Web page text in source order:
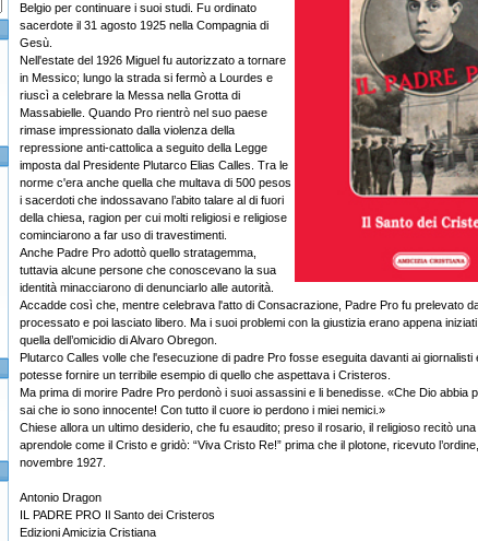
Belgio per continuare i suoi studi. Fu ordinato
sacerdote il 31 agosto 1925 nella Compagnia di
Gesù.
Nell'estate del 1926 Miguel fu autorizzato a tornare
in Messico; lungo la strada si fermò a Lourdes e
riuscì a celebrare la Messa nella Grotta di
Massabielle. Quando Pro rientrò nel suo paese
rimase impressionato dalla violenza della
repressione anti-cattolica a seguito della Legge
imposta dal Presidente Plutarco Elias Calles. Tra le
norme c'era anche quella che multava di 500 pesos
i sacerdoti che indossavano l’abito talare al di fuori
della chiesa, ragion per cui molti religiosi e religiose
cominciarono a far uso di travestimenti.
Anche Padre Pro adottò quello stratagemma,
tuttavia alcune persone che conoscevano la sua
identità minacciarono di denunciarlo alle autorità.
Accadde così che, mentre celebrava l'atto di Consacrazione, Padre Pro fu prelevato
processato e poi lasciato libero. Ma i suoi problemi con la giustizia erano appena
quella dell’omicidio di Alvaro Obregon.
Plutarco Calles volle che l'esecuzione di padre Pro fosse eseguita davanti ai
potesse fornire un terribile esempio di quello che aspettava i Cristeros.
Ma prima di morire Padre Pro perdonò i suoi assassini e li benedisse. «Che Dio abbia
sai che io sono innocente! Con tutto il cuore io perdono i miei nemici.»
Chiese allora un ultimo desiderio, che fu esaudito; preso il rosario, il religioso recitò
aprendole come il Cristo e gridò: “Viva Cristo Re!” prima che il plotone, ricevuto
novembre 1927.
Antonio Dragon
IL PADRE PRO Il Santo dei Cristeros
Edizioni Amicizia Cristiana